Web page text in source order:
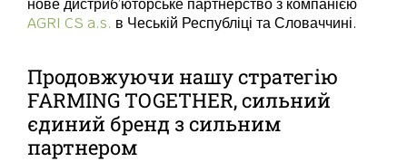
нове дистриб’юторське партнерство з компанією
AGRI CS a.s. в Чеській Республіці та Словаччині.
Продовжуючи нашу стратегію
FARMING TOGETHER, сильний
єдиний бренд з сильним
партнером